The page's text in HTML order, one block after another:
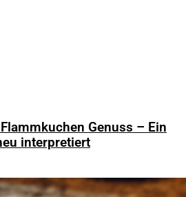
Genuss – Ein
interpretiert